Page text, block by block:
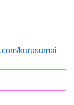
kurusumai